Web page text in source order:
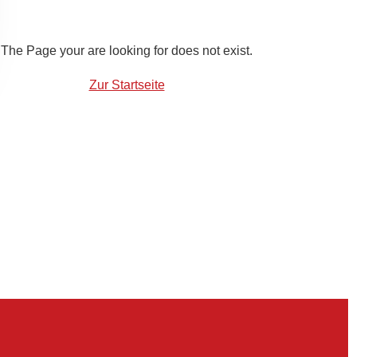
The Page your are looking for does not exist.
Zur Startseite